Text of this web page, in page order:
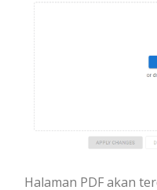
Halaman PDF akan